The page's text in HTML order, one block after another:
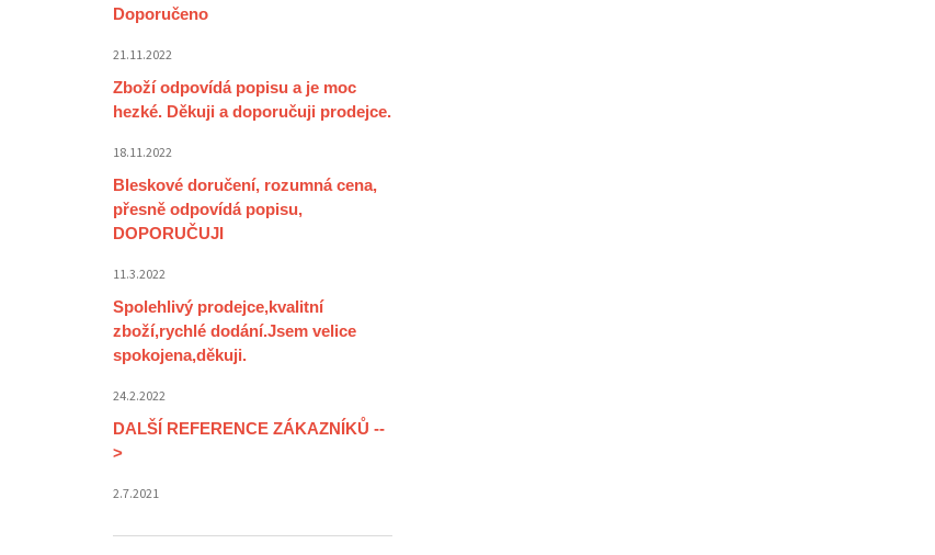
Doporučeno
21.11.2022
Zboží odpovídá popisu a je moc
hezké. Děkuji a doporučuji prodejce.
18.11.2022
Bleskové doručení, rozumná cena,
přesně odpovídá popisu,
DOPORUČUJI
11.3.2022
Spolehlivý prodejce,kvalitní
zboží,rychlé dodání.Jsem velice
spokojena,děkuji.
24.2.2022
DALŠÍ REFERENCE ZÁKAZNÍKŮ --
>
2.7.2021